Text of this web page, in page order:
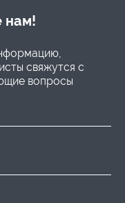
нам!
свяжутся с
вопросы